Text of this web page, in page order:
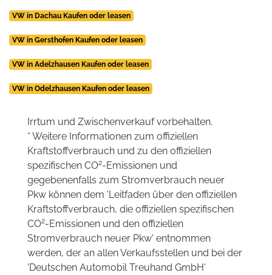
VW in Dachau Kaufen oder leasen
VW in Gersthofen Kaufen oder leasen
VW in Adelzhausen Kaufen oder leasen
VW in Odelzhausen Kaufen oder leasen
Irrtum und Zwischenverkauf vorbehalten.
* Weitere Informationen zum offiziellen
Kraftstoffverbrauch und zu den offiziellen
spezifischen CO2-Emissionen und
gegebenenfalls zum Stromverbrauch neuer
Pkw können dem 'Leitfaden über den offiziellen
Kraftstoffverbrauch, die offiziellen spezifischen
CO2-Emissionen und den offiziellen
Stromverbrauch neuer Pkw' entnommen
werden, der an allen Verkaufsstellen und bei der
'Deutschen Automobil Treuhand GmbH'